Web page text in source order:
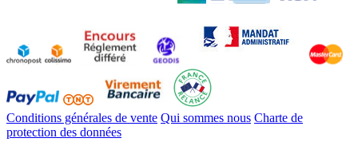
Conditions générales de vente Qui sommes nous Charte de
protection des données